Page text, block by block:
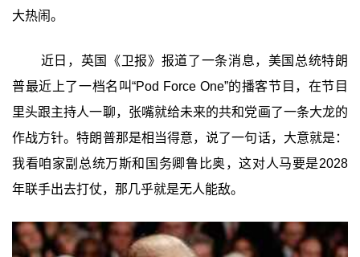
大热闹。
近日，英国《卫报》报道了一条消息，美国总统特朗
普最近上了一档名叫“Pod Force One”的播客节目，在节目
里头跟主持人一聊，张嘴就给未来的共和党画了一条大龙的
作战方针。特朗普那是相当得意，说了一句话，大意就是：
我看咱家副总统万斯和国务卿鲁比奥，这对人马要是2028
年联手出去打仗，那几乎就是无人能敌。